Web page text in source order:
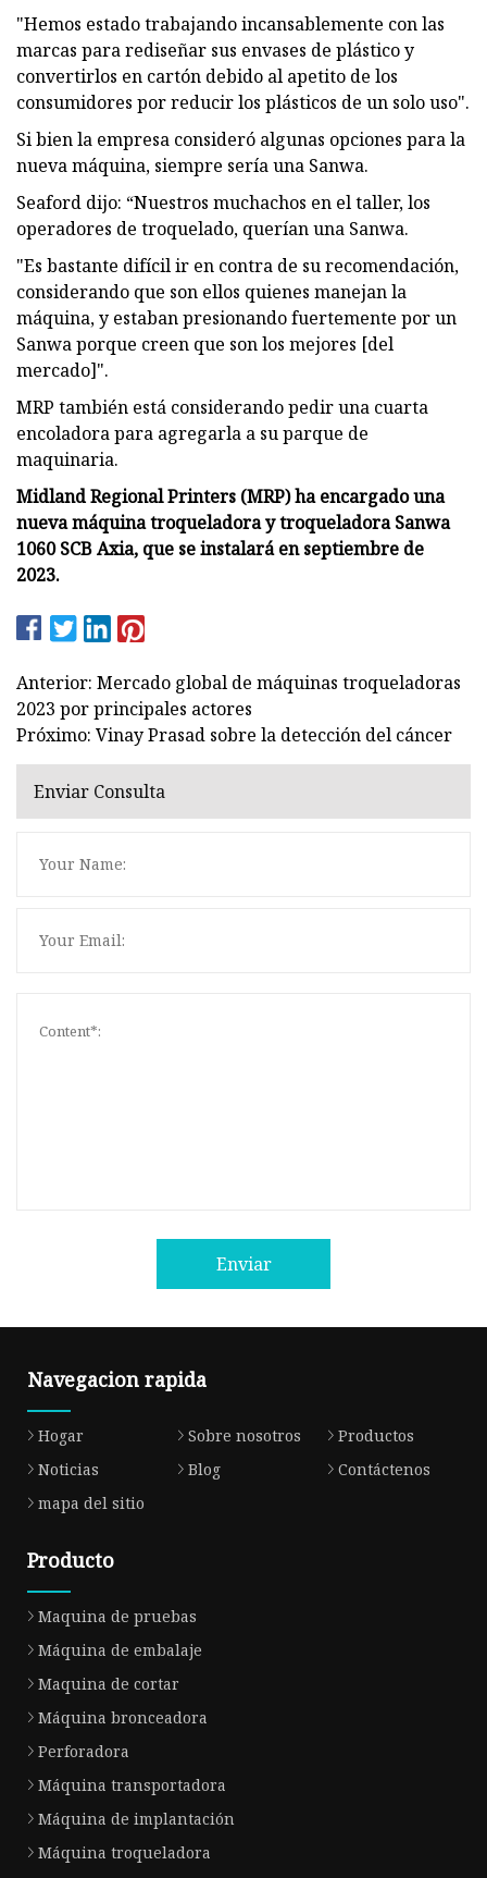
"Hemos estado trabajando incansablemente con las
marcas para rediseñar sus envases de plástico y
convertirlos en cartón debido al apetito de los
consumidores por reducir los plásticos de un solo uso".
Si bien la empresa consideró algunas opciones para la
nueva máquina, siempre sería una Sanwa.
Seaford dijo: “Nuestros muchachos en el taller, los
operadores de troquelado, querían una Sanwa.
"Es bastante difícil ir en contra de su recomendación,
considerando que son ellos quienes manejan la
máquina, y estaban presionando fuertemente por un
Sanwa porque creen que son los mejores [del
mercado]".
MRP también está considerando pedir una cuarta
encoladora para agregarla a su parque de
maquinaria.
Midland Regional Printers (MRP) ha encargado una
nueva máquina troqueladora y troqueladora Sanwa
1060 SCB Axia, que se instalará en septiembre de
2023.
Anterior: Mercado global de máquinas troqueladoras
2023 por principales actores
Próximo: Vinay Prasad sobre la detección del cáncer
Enviar Consulta
Enviar
Navegacion rapida
Hogar Sobre nosotros
Productos
Noticias
Blog
Contáctenos
mapa del sitio
Producto
Maquina de pruebas
Máquina de embalaje
Maquina de cortar
Máquina bronceadora
Perforadora
Máquina transportadora
Máquina de implantación
Máquina troqueladora